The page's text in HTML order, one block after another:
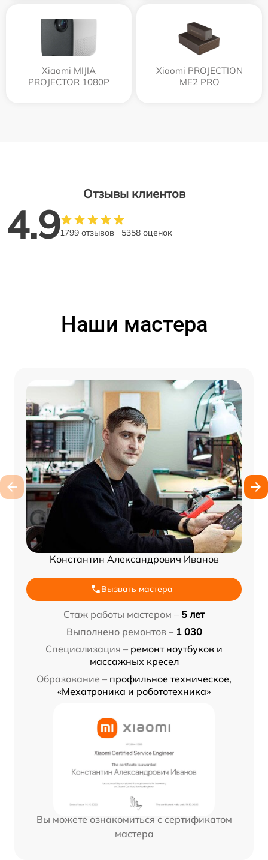
Xiaomi MIJIA
PROJECTOR 1080P
Xiaomi PROJECTION
ME2 PRO
Отзывы клиентов
4.91799 отзывов 5358 оценок
Наши мастера
Константин Александрович Иванов
Вызвать мастера
Стаж работы мастером – 5 лет
Выполнено ремонтов – 1 030
Специализация – ремонт ноутбуков и
массажных кресел
Образование – профильное техническое,
«Мехатроника и робототехника»
Вы можете ознакомиться с сертификатом
мастера